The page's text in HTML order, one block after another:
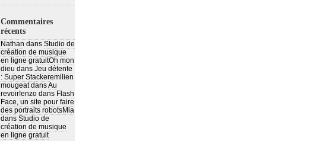
Commentaires
récents
Nathan dans Studio de
création de musique
en ligne gratuitOh mon
dieu dans Jeu détente
: Super Stackeremilien
mougeatdansAu
revoir!enzo dans Flash
Face, un site pour faire
des portraits robotsMia
dans Studio de
création de musique
en ligne gratuit